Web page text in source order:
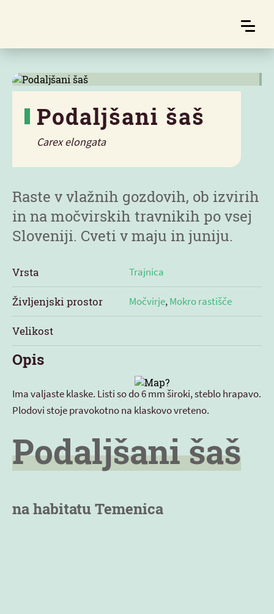
Podaljšani šaš
Carex elongata
Raste v vlažnih gozdovih, ob izvirih
in na močvirskih travnikih po vsej
Sloveniji. Cveti v maju in juniju.
Vrsta Trajnica
Življenjski prostor Močvirje,Mokro rastišče
Velikost
Opis
Ima valjaste klaske. Listi so do 6 mm široki, steblo hrapavo.
Plodovi stoje pravokotno na klaskovo vreteno.
Podaljšani šaš
na habitatu Temenica